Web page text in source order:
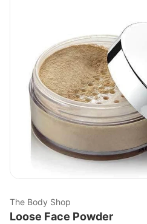
The Body Shop
Loose Face Powder